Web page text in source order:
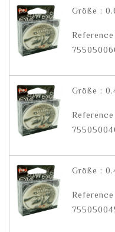
Größe :
Reference
Größe :
Reference
Größe :
Reference